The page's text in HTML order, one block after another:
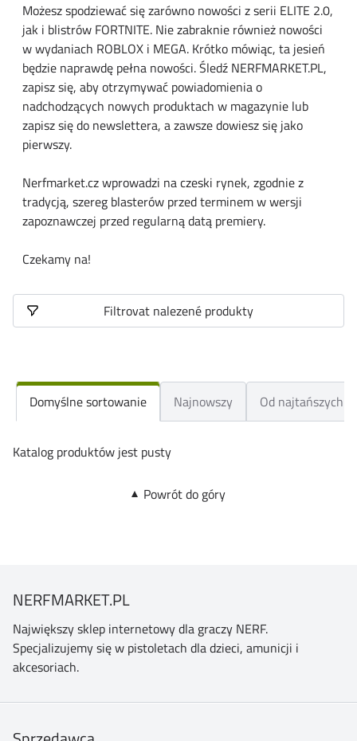
Możesz spodziewać się zarówno nowości z serii ELITE 2.0,
jak i blistrów FORTNITE. Nie zabraknie również nowości
w wydaniach ROBLOX i MEGA. Krótko mówiąc, ta jesień
będzie naprawdę pełna nowości. Śledź NERFMARKET.PL,
zapisz się, aby otrzymywać powiadomienia o
nadchodzących nowych produktach w magazynie lub
zapisz się do newslettera, a zawsze dowiesz się jako
pierwszy.
Nerfmarket.cz wprowadzi na czeski rynek, zgodnie z
tradycją, szereg blasterów przed terminem w wersji
zapoznawczej przed regularną datą premiery.
Czekamy na!
Filtrovat nalezené produkty
Domyślne sortowanie Najnowszy Od najtańszych
Katalog produktów jest pusty
Powrót do góry
NERFMARKET.PL
Największy sklep internetowy dla graczy NERF.
Specjalizujemy się w pistoletach dla dzieci, amunicji i
akcesoriach.